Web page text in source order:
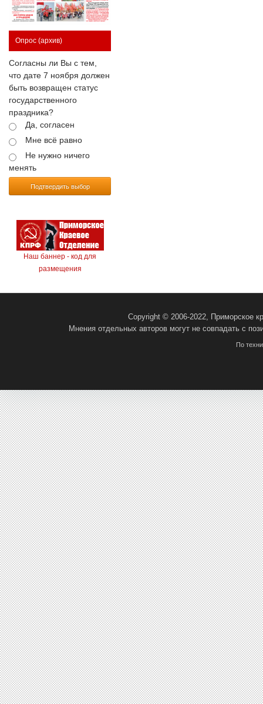
Опрос (архив)
Согласны ли Вы с тем,
что дате 7 ноября должен
быть возвращен статус
государственного
праздника?
Да, согласен
Мне всё равно
Не нужно ничего
менять
Подтвердить выбор
Наш баннер - код для
размещения
Copyright © 2006-2022, Приморское
Мнения отдельных авторов могут не совпадать с
По